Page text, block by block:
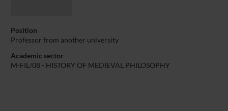
Position
Professor from another university
Academic sector
M-FIL/08 - HISTORY OF MEDIEVAL PHILOSOPHY